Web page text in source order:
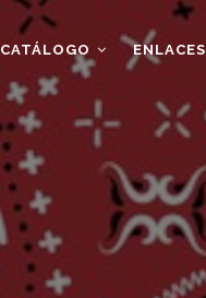
CATÁLOGO ENLACES